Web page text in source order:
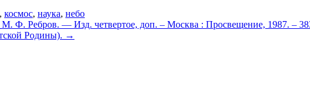
, космос, наука, небо
Ребров. — Изд. четвертое, доп. – Москва : Просвещение, 1987. –
Родины). →